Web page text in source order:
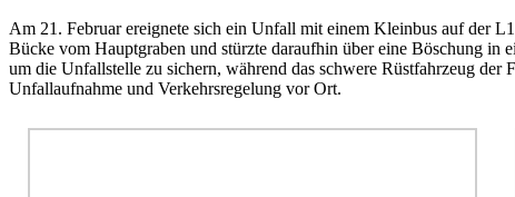
Am 21. Februar ereignete sich ein Unfall mit einem Kleinbus auf der
Bücke vom Hauptgraben und stürzte daraufhin über eine Böschung
um die Unfallstelle zu sichern, während das schwere Rüstfahrzeug
Unfallaufnahme und Verkehrsregelung vor Ort.